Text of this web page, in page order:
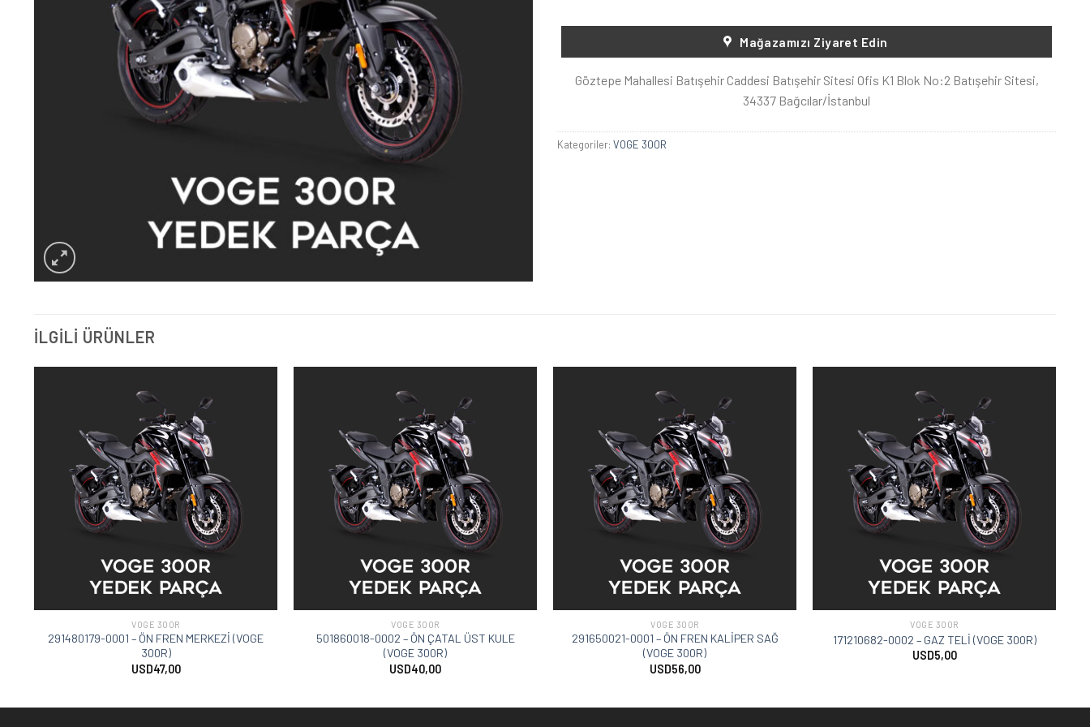
Mağazamızı Ziyaret Edin
Göztepe Mahallesi Batışehir Caddesi Batışehir Sitesi Ofis K1 Blok No:2 Batışehir Sitesi,
34337 Bağcılar/İstanbul
Kategoriler: VOGE 300R
İLGILI ÜRÜNLER
VOGE 300R
291480179-0001 – ÖN FREN MERKEZİ (VOGE
300R)
USD47,00
VOGE 300R
501860018-0002 – ÖN ÇATAL ÜST KULE
(VOGE 300R)
USD40,00
VOGE 300R
291650021-0001 – ÖN FREN KALİPER SAĞ
(VOGE 300R)
USD56,00
VOGE 300R
171210682-0002 – GAZ TELİ (VOGE 300R)
USD5,00